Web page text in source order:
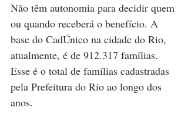
Não têm autonomia para decidir quem
ou quando receberá o benefício. A
base do CadÚnico na cidade do Rio,
atualmente, é de 912.317 famílias.
Esse é o total de famílias cadastradas
pela Prefeitura do Rio ao longo dos
anos.